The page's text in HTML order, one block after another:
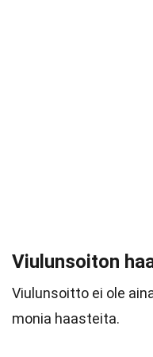
Viulunsoiton
Viulunsoitto ei ole
monia haasteita.